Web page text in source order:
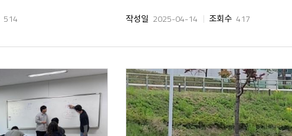
514 작성일 2025-04-14 조회수 417